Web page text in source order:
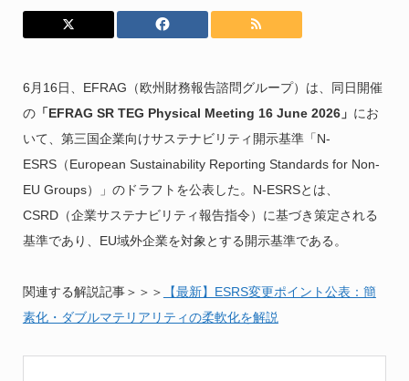
6月16日、EFRAG（欧州財務報告諮問グループ）は、同日開催
の「EFRAG SR TEG Physical Meeting 16 June 2026」 にお
いて、第三国企業向けサステナビリティ開示基準「N-
ESRS（European Sustainability Reporting Standards for Non-
EU Groups）」のドラフトを公表した。N-ESRSとは、
CSRD（企業サステナビリティ報告指令）に基づき策定される
基準であり、EU域外企業を対象とする開示基準である。
関連する解説記事＞＞＞
【最新】ESRS変更ポイント公表：簡
素化・ダブルマテリアリティの柔軟化を解説